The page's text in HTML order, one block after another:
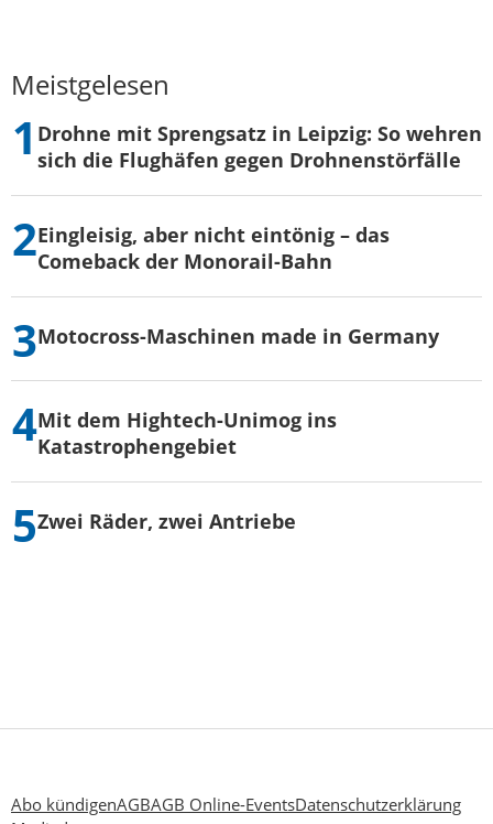
Meistgelesen
Drohne mit Sprengsatz in Leipzig: So wehren
sich die Flughäfen gegen Drohnenstörfälle
Eingleisig, aber nicht eintönig – das
Comeback der Monorail-Bahn
Motocross-Maschinen made in Germany
Mit dem Hightech-Unimog ins
Katastrophengebiet
Zwei Räder, zwei Antriebe
Abo kündigenAGBAGB Online-EventsDatenschutzerklärung